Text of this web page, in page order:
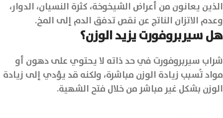
الذين يعانون من أعراض الشيخوخة، كثرة النسيان، الدوار،
وعدم الاتزان الناتج عن نقص تدفق الدم إلى المخ.
هل سيربروفورت يزيد الوزن؟
شراب سيربروفورت في حد ذاته لا يحتوي على دهون أو
مواد تُسبب زيادة الوزن مباشرة، ولكنه قد يؤدي إلى زيادة
الوزن بشكل غير مباشر من خلال فتح الشهية.